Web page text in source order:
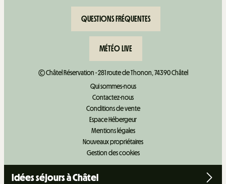
QUESTIONS FRÉQUENTES
MÉTÉO LIVE
© Châtel Réservation - 281 route de Thonon, 74390 Châtel
Qui sommes-nous
Contactez-nous
Conditions de vente
Espace Hébergeur
Mentions légales
Nouveaux propriétaires
Gestion des cookies
Idées séjours à Châtel